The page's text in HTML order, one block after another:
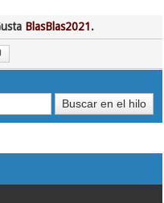
BlasBlas2021.